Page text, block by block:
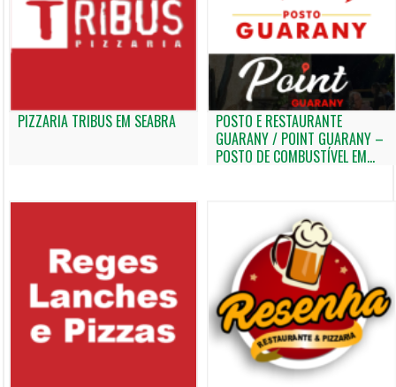
PIZZARIA TRIBUS EM SEABRA
POSTO E RESTAURANTE
GUARANY / POINT GUARANY –
POSTO DE COMBUSTÍVEL EM